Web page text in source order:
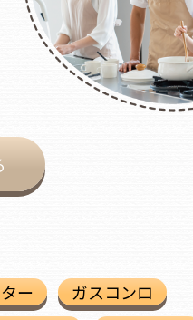
ー
ガスコンロ